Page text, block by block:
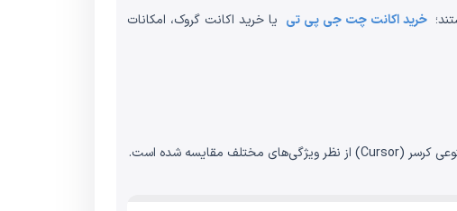
خرید اکانت چت جی پی تی یا خرید اکانت گروک، امکانات